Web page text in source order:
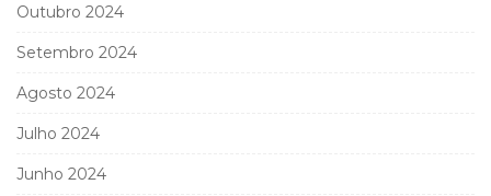
Outubro 2024
Setembro 2024
Agosto 2024
Julho 2024
Junho 2024